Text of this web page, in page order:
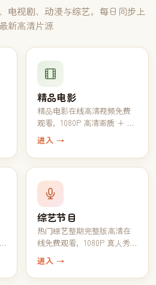
电视剧、动漫与综艺，每日同步上
新高清片源
精品电影
精品电影在线高清视频免费
观看，1080P 高清画质 + 中
文字幕一键播放
进入 →
综艺节目
热门综艺整期完整版高清在
线免费观看，1080P 真人秀
脱口秀全收录
进入 →